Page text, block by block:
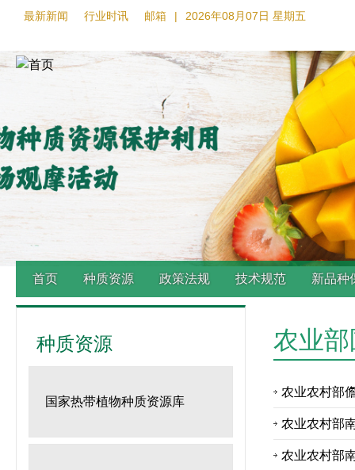
最新新闻 行业时讯 邮箱 | 2026年08月07日 星期五
首页 种质资源 政策法规 技术规范 新品种
种质资源
国家热带植物种质资源库
to
top
农业
农业农村部
农业农村部
农业农村部